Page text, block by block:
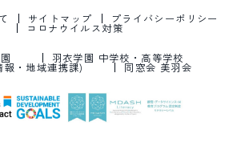
サイトマップ プライバシーポリシー
コロナウイルス対策
羽衣学園 中学校・高等学校
報・地域連携課) 同窓会 美羽会